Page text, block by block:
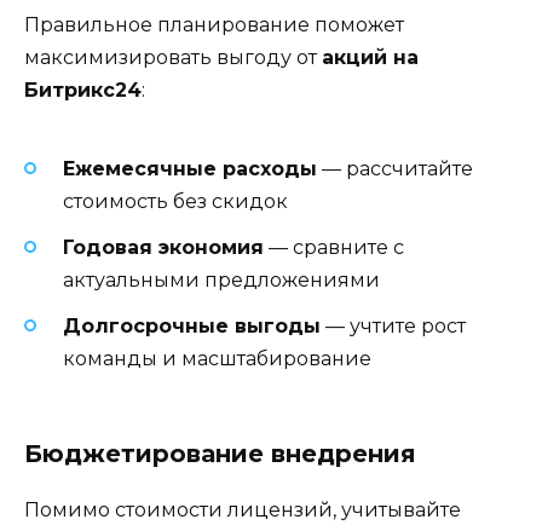
Правильное планирование поможет
максимизировать выгоду от акций на
Битрикс24:
Ежемесячные расходы — рассчитайте
стоимость без скидок
Годовая экономия — сравните с
актуальными предложениями
Долгосрочные выгоды — учтите рост
команды и масштабирование
Бюджетирование внедрения
Помимо стоимости лицензий, учитывайте